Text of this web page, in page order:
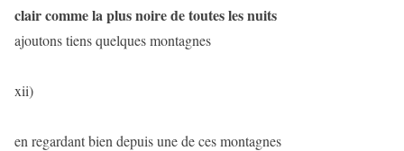
clair comme la plus noire de toutes les nuits
ajoutons tiens quelques montagnes
xii)
en regardant bien depuis une de ces montagnes